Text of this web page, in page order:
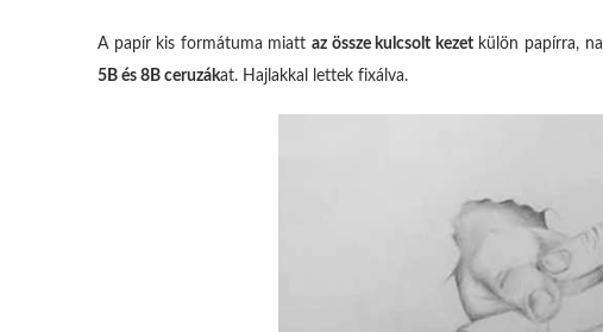
A papír kis formátuma miattaz össze kulcsolt kezetkülön papírra,
5B és 8B ceruzákat. Hajlakkal lettek fixálva.